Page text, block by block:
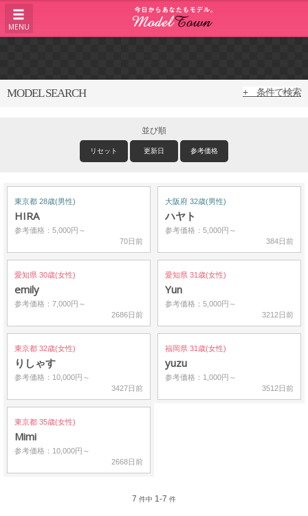
MENU
MODEL SEARCH + 条件で検索
並び順
リセット 更新日 参考価格
東京都 28歳(男性)
HIRA
参考価格：5,000円～
70日前
大阪府 32歳(男性)
ハヤト
参考価格：5,000円～
384日前
愛知県 30歳(女性)
emily
参考価格：7,000円～
2686日前
愛知県 31歳(女性)
Yun
参考価格：5,000円～
3212日前
東京都 32歳(女性)
りしゃす
参考価格：10,000円～
3427日前
福岡県 31歳(女性)
yuzu
参考価格：1,000円～
3512日前
東京都 35歳(女性)
Mimi
参考価格：10,000円～
2668日前
7 件中 1-7 件